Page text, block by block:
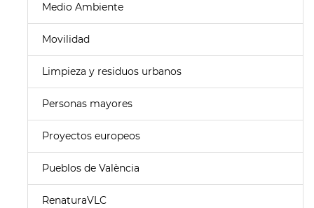
Medio Ambiente
Movilidad
Limpieza y residuos urbanos
Personas mayores
Proyectos europeos
Pueblos de València
RenaturaVLC